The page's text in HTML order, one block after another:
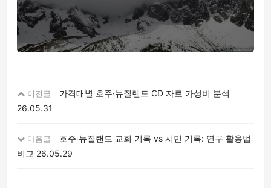
이전글
가격대별 호주·뉴질랜드 CD 자료 가성비 분석
26.05.31
다음글
호주·뉴질랜드 교회 기록 vs 시민 기록: 연구 활용법
비교 26.05.29